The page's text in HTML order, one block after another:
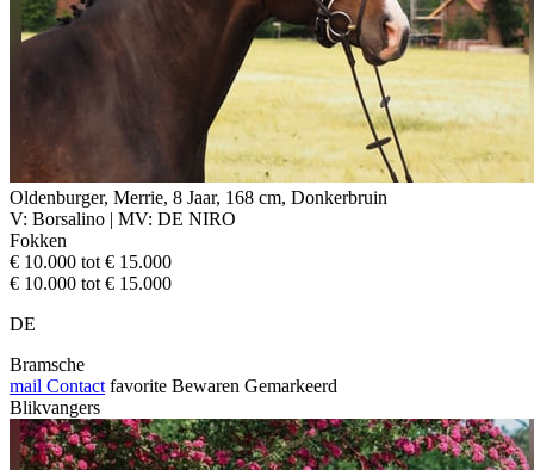
Oldenburger, Merrie, 8 Jaar, 168 cm, Donkerbruin
V: Borsalino | MV: DE NIRO
Fokken
€ 10.000 tot € 15.000
€ 10.000 tot € 15.000
DE
Bramsche
mail Contact favorite Bewaren Gemarkeerd
Blikvangers